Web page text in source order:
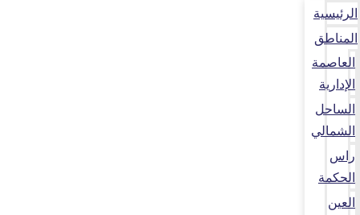
الرئيسية
المناطق
العاصمة
الإدارية
الساحل
الشمالي
راس
الحكمة
العين